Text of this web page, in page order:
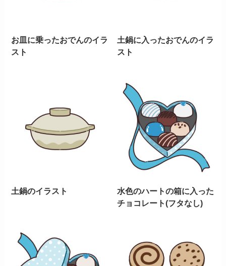
お皿に乗ったおでんのイラ
スト
土鍋に入ったおでんのイラ
スト
土鍋のイラスト
水色のハートの箱に入った
チョコレート(フタなし)